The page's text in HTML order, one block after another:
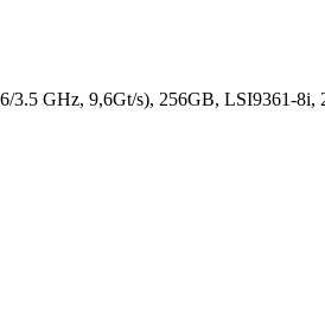
3.5 GHz, 9,6Gt/s), 256GB, LSI9361-8i,